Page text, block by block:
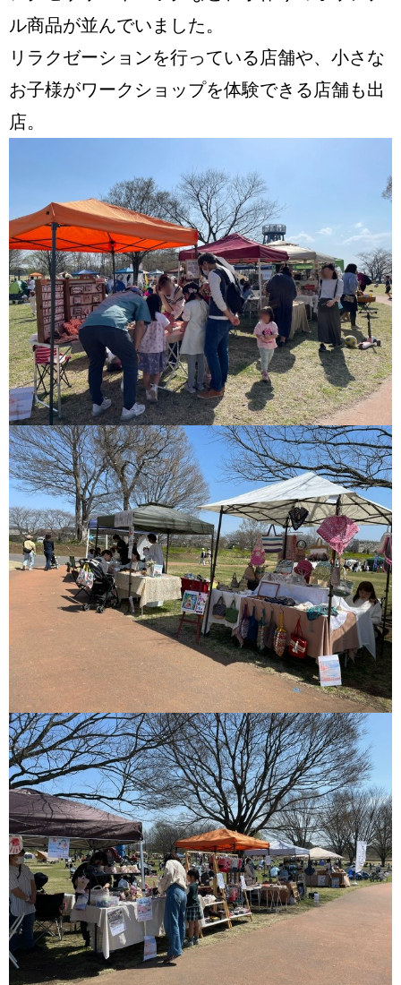
ル商品が並んでいました。
リラクゼーションを行っている店舗や、小さな
お子様がワークショップを体験できる店舗も出
店。